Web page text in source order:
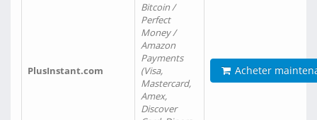
PlusInstant.com
Bitcoin /
Perfect
Money /
Amazon
Payments
(Visa,
Mastercard,
Amex,
Discover
Acheter